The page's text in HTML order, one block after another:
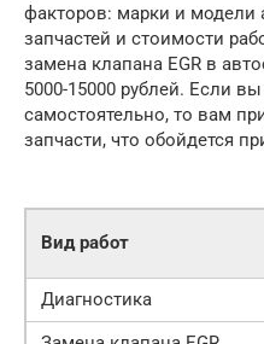
факторов: марки и модели
запчастей и стоимости
замена клапана EGR в
5000-15000 рублей. Если
самостоятельно, то вам
запчасти, что обойдется
Вид работ
Диагностика